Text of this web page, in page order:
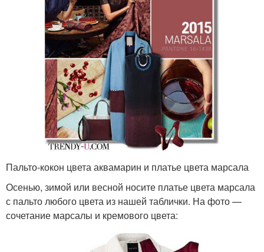
Пальто-кокон цвета аквамарин и платье цвета марсала
Осенью, зимой или весной носите платье цвета марсала
с пальто любого цвета из нашей таблички. На фото —
сочетание марсалы и кремового цвета: